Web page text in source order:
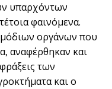
υπαρχόντων
φαινόμενα.
οργάνων που
αναφέρθηκαν και
των
και ο